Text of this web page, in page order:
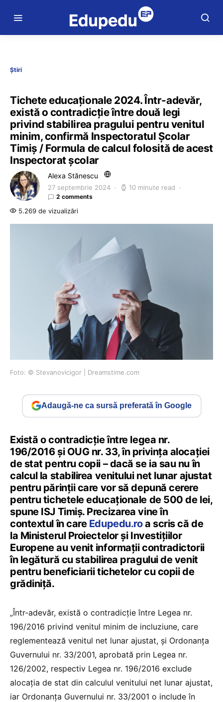
Știri
Tichete educaționale 2024. Într-adevăr,
există o contradicție între două legi
privind stabilirea pragului pentru venitul
minim, confirmă Inspectoratul Școlar
Timiș / Formula de calcul folosită de acest
Inspectorat școlar
Alexa Stănescu
27 septembrie 2024 10 minute read
2 comments
5.269 de vizualizări
Foto: © Stevanovicigor | Dreamstime.com
Adaugă-ne ca sursă preferată în Google
Există o contradicție între legea nr.
196/2016 și OUG nr. 33, în privința alocației
de stat pentru copii – dacă se ia sau nu în
calcul la stabilirea venitului net lunar ajustat
pentru părinții care vor să depună cerere
pentru tichetele educaționale de 500 de lei,
spune ISJ Timiș. Precizarea vine în
contextul în careEdupedu.roa scris că de
la Ministerul Proiectelor și Investițiilor
Europene au venit informații contradictorii
în legătură cu stabilirea pragului de venit
pentru beneficiarii tichetelor cu copii de
grădiniță.
„Într-adevăr, există o contradicție între Legea nr.
196/2016 privind venitul minim de incluziune, care
reglementează venitul net lunar ajustat, și Ordonanța
Guvernului nr. 33/2001, aprobată prin Legea nr.
126/2002, respectiv Legea nr. 196/2016 exclude
alocația de stat din calculul venitului net lunar ajustat,
iar Ordonanța Guvernului nr. 33/2001 o include în